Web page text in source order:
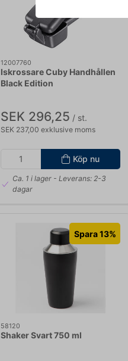
12007760
Iskrossare Cuby Handhållen
Black Edition
SEK 296,25 / st.
SEK 237,00 exklusive moms
Köp nu
Ca. 1 i lager - Leverans: 2-3
dagar
Spara 13%
58120
Shaker Svart 750 ml